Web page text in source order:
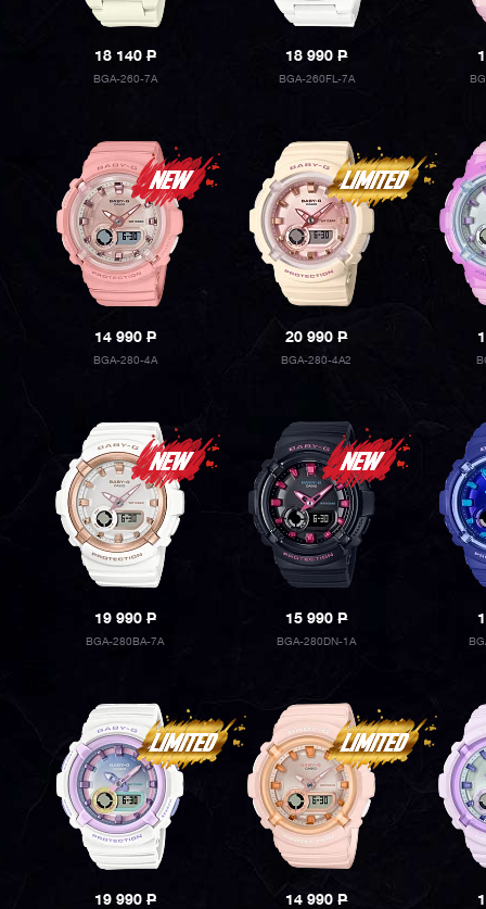
18 140P
BGA-260-7A
18 990P
BGA-260FL-7A
14 990P
BGA-280-4A
20 990P
BGA-280-4A2
19 990P
BGA-280BA-7A
15 990P
BGA-280DN-1A
19 990P 14 990P